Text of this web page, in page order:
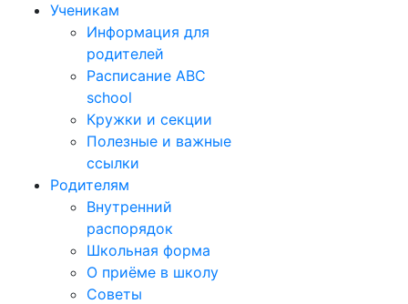
Ученикам
Информация для
родителей
Расписание ABC
school
Кружки и секции
Полезные и важные
ссылки
Родителям
Внутренний
распорядок
Школьная форма
О приёме в школу
Советы